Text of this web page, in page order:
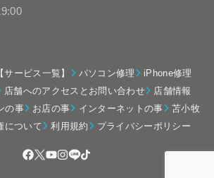
ービス一覧】 パソコン修理
iPhone修理
店舗へのアクセスとお問い合わせ
店舗情報
の事 お店の事 インターネットの事
苫小牧
について 利用規約 プライバシーポリシー